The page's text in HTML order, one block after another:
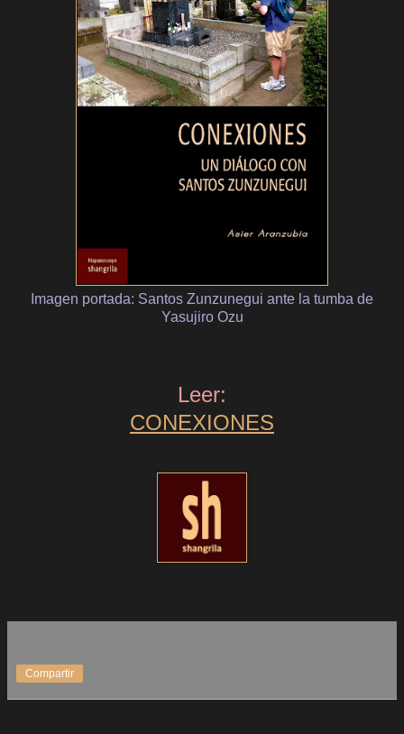
Imagen portada: Santos Zunzunegui ante la tumba de
Yasujiro Ozu
Leer:
CONEXIONES
Compartir